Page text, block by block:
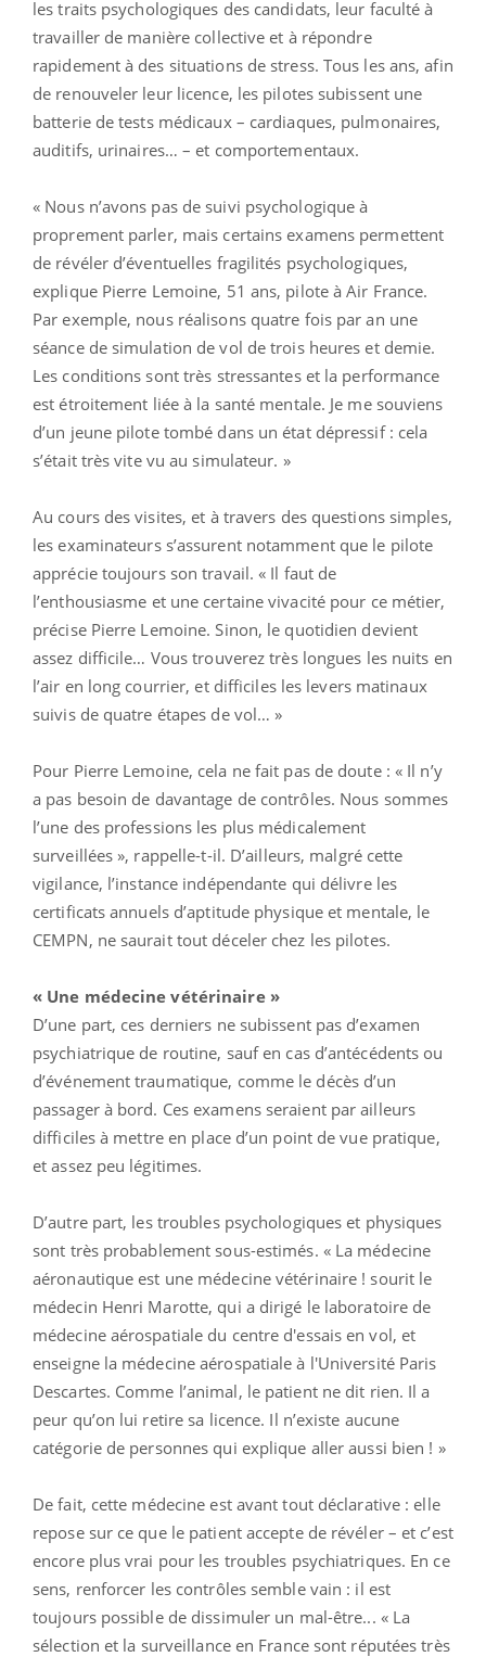
les traits psychologiques des candidats, leur faculté à
travailler de manière collective et à répondre
rapidement à des situations de stress. Tous les ans, afin
de renouveler leur licence, les pilotes subissent une
batterie de tests médicaux – cardiaques, pulmonaires,
auditifs, urinaires… – et comportementaux.
« Nous n’avons pas de suivi psychologique à
proprement parler, mais certains examens permettent
de révéler d’éventuelles fragilités psychologiques,
explique Pierre Lemoine, 51 ans, pilote à Air France.
Par exemple, nous réalisons quatre fois par an une
séance de simulation de vol de trois heures et demie.
Les conditions sont très stressantes et la performance
est étroitement liée à la santé mentale. Je me souviens
d’un jeune pilote tombé dans un état dépressif : cela
s’était très vite vu au simulateur. »
Au cours des visites, et à travers des questions simples,
les examinateurs s’assurent notamment que le pilote
apprécie toujours son travail. « Il faut de
l’enthousiasme et une certaine vivacité pour ce métier,
précise Pierre Lemoine. Sinon, le quotidien devient
assez difficile… Vous trouverez très longues les nuits en
l’air en long courrier, et difficiles les levers matinaux
suivis de quatre étapes de vol… »
Pour Pierre Lemoine, cela ne fait pas de doute : « Il n’y
a pas besoin de davantage de contrôles. Nous sommes
l’une des professions les plus médicalement
surveillées », rappelle-t-il. D’ailleurs, malgré cette
vigilance, l’instance indépendante qui délivre les
certificats annuels d’aptitude physique et mentale, le
CEMPN, ne saurait tout déceler chez les pilotes.
« Une médecine vétérinaire »
D’une part, ces derniers ne subissent pas d’examen
psychiatrique de routine, sauf en cas d’antécédents ou
d’événement traumatique, comme le décès d’un
passager à bord. Ces examens seraient par ailleurs
difficiles à mettre en place d’un point de vue pratique,
et assez peu légitimes.
D’autre part, les troubles psychologiques et physiques
sont très probablement sous-estimés. « La médecine
aéronautique est une médecine vétérinaire ! sourit le
médecin Henri Marotte, qui a dirigé le laboratoire de
médecine aérospatiale du centre d'essais en vol, et
enseigne la médecine aérospatiale à l'Université Paris
Descartes. Comme l’animal, le patient ne dit rien. Il a
peur qu’on lui retire sa licence. Il n’existe aucune
catégorie de personnes qui explique aller aussi bien ! »
De fait, cette médecine est avant tout déclarative : elle
repose sur ce que le patient accepte de révéler – et c’est
encore plus vrai pour les troubles psychiatriques. En ce
sens, renforcer les contrôles semble vain : il est
toujours possible de dissimuler un mal-être... « La
sélection et la surveillance en France sont réputées très